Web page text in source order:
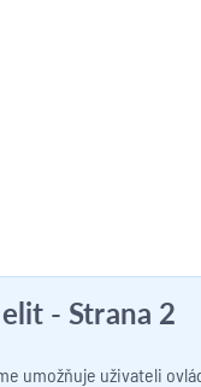
- Strana 2
umožňuje uživateli